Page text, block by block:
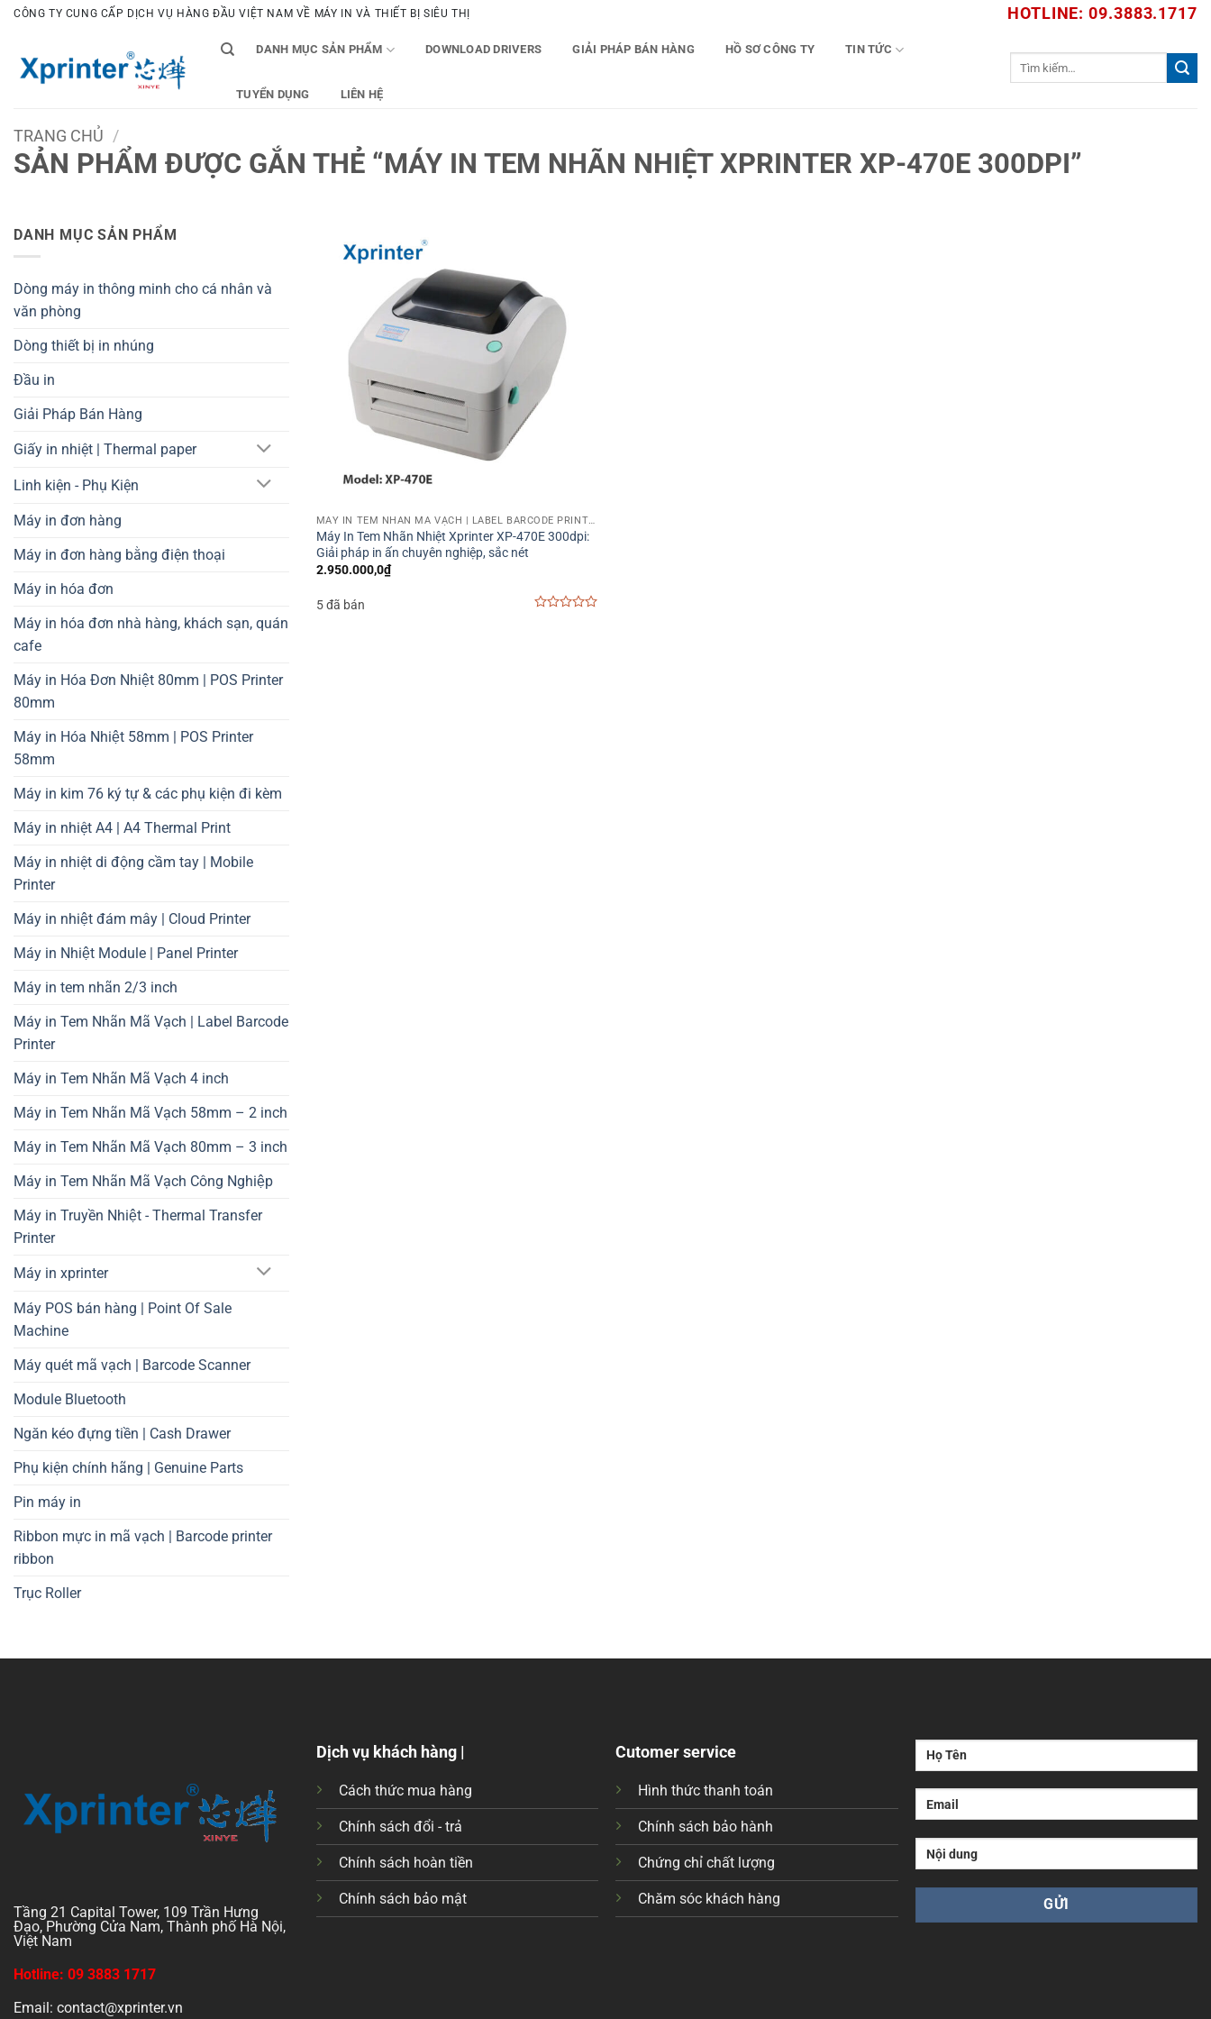
Bỏ
dung
CÔNG TY CUNG CẤP DỊCH VỤ HÀNG ĐẦU VIỆT NAM VỀ MÁY IN VÀ THIẾT BỊ SIÊU THỊ HOTLINE: 09.3883.1717
DANH MỤC SẢN PHẨM DOWNLOAD DRIVERS GIẢI PHÁP BÁN HÀNG HỒ SƠ CÔNG TY TIN TỨC
TUYỂN DỤNG LIÊN HỆ
TRANG CHỦ /
SẢN PHẨM ĐƯỢC GẮN THẺ “MÁY IN TEM NHÃN NHIỆT XPRINTER XP-470E 300DPI”
DANH MỤC SẢN PHẨM
Dòng máy in thông minh cho cá nhân và
văn phòng
Dòng thiết bị in nhúng
Đầu in
Giải Pháp Bán Hàng
Giấy in nhiệt | Thermal paper
Linh kiện - Phụ Kiện
Máy in đơn hàng
Máy in đơn hàng bằng điện thoại
Máy in hóa đơn
Máy in hóa đơn nhà hàng, khách sạn, quán
cafe
Máy in Hóa Đơn Nhiệt 80mm | POS Printer
80mm
Máy in Hóa Nhiệt 58mm | POS Printer
58mm
Máy in kim 76 ký tự & các phụ kiện đi kèm
Máy in nhiệt A4 | A4 Thermal Print
Máy in nhiệt di động cầm tay | Mobile
Printer
Máy in nhiệt đám mây | Cloud Printer
Máy in Nhiệt Module | Panel Printer
Máy in tem nhãn 2/3 inch
Máy in Tem Nhãn Mã Vạch | Label Barcode
Printer
Máy in Tem Nhãn Mã Vạch 4 inch
Máy in Tem Nhãn Mã Vạch 58mm – 2 inch
Máy in Tem Nhãn Mã Vạch 80mm – 3 inch
Máy in Tem Nhãn Mã Vạch Công Nghiệp
Máy in Truyền Nhiệt - Thermal Transfer
Printer
Máy in xprinter
Máy POS bán hàng | Point Of Sale
Machine
Máy quét mã vạch | Barcode Scanner
Module Bluetooth
Ngăn kéo đựng tiền | Cash Drawer
Phụ kiện chính hãng | Genuine Parts
Pin máy in
Ribbon mực in mã vạch | Barcode printer
ribbon
Trục Roller
MÁY IN TEM NHÃN MÃ VẠCH | LABEL BARCODE PRINTER
Máy In Tem Nhãn Nhiệt Xprinter XP-470E 300dpi:
Giải pháp in ấn chuyên nghiệp, sắc nét
2.950.000,0₫
5 đã bán
Tầng 21 Capital Tower, 109 Trần Hưng
Đạo, Phường Cửa Nam, Thành phố Hà Nội,
Việt Nam
Hotline: 09 3883 1717
Email: contact@xprinter.vn
Dịch vụ khách hàng |
Cách thức mua hàng
Chính sách đổi - trả
Chính sách hoàn tiền
Chính sách bảo mật
Cutomer service
Hình thức thanh toán
Chính sách bảo hành
Chứng chỉ chất lượng
Chăm sóc khách hàng